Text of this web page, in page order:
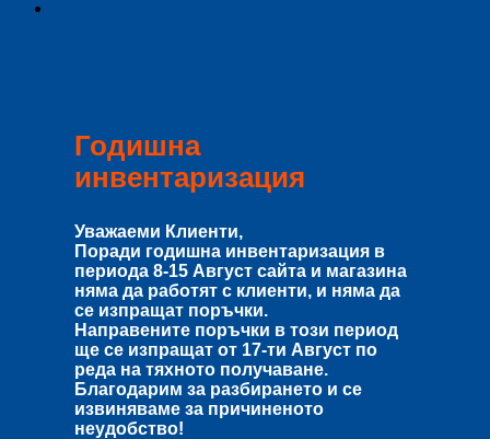
Годишна
инвентаризация
Уважаеми Клиенти,
Поради годишна инвентаризация в
периода 8-15 Август сайта и магазина
няма да работят с клиенти, и няма да
се изпращат поръчки.
Направените поръчки в този период
ще се изпращат от 17-ти Август по
реда на тяхното получаване.
Благодарим за разбирането и се
извиняваме за причиненото
неудобство!